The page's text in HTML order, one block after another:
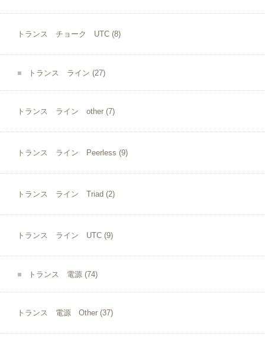
トランス チョーク UTC (8)
トランス ライン (27)
トランス ライン other (7)
トランス ライン Peerless (9)
トランス ライン Triad (2)
トランス ライン UTC (9)
トランス 電源 (74)
トランス 電源 Other (37)